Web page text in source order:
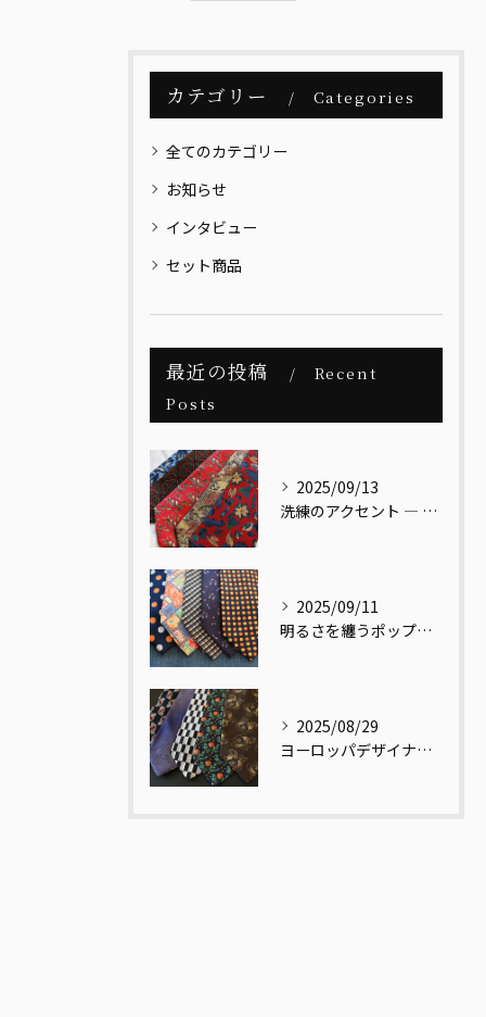
カテゴリー Categories
全てのカテゴリー
お知らせ
インタビュー
セット商品
最近の投稿
Recent
Posts
2025/09/13
洗練のアクセント ― レッドベース リーフ柄ネクタイ
2025/09/11
明るさを纏うポップ柄ネクタイ
2025/08/29
ヨーロッパデザイナーの視点で再解釈された和柄ネクタイ